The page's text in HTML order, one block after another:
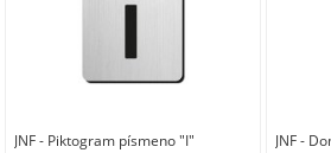
JNF - Piktogram písmeno "I"
JNF -